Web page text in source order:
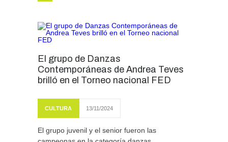
El grupo de Danzas
Contemporáneas de Andrea Teves
brilló en el Torneo nacional FED
CULTURA 13/11/2024
El grupo juvenil y el senior fueron las